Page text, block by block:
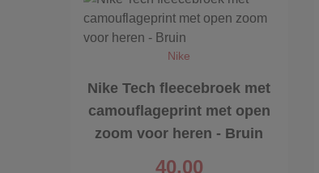
Nike
Nike Tech fleecebroek met
camouflageprint met open
zoom voor heren - Bruin
40,00